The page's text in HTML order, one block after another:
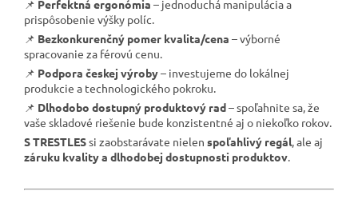
📌 Perfektná ergonómia – jednoduchá manipulácia a
prispôsobenie výšky políc.
📌 Bezkonkurenčný pomer kvalita/cena – výborné
spracovanie za férovú cenu.
📌 Podpora českej výroby– investujeme do lokálnej
produkcie a technologického pokroku.
📌 Dlhodobo dostupný produktový rad– spoľahnite sa, že
vaše skladové riešenie bude konzistentné aj o niekoľko rokov.
S TRESTLESsi zaobstarávate nielen spoľahlivý regál , ale aj
záruku kvality a dlhodobej dostupnosti produktov